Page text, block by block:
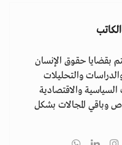
بقضايا حقوق الإنسان
والتحليلات
والاقتصادية
وباقي المجالات بشكل